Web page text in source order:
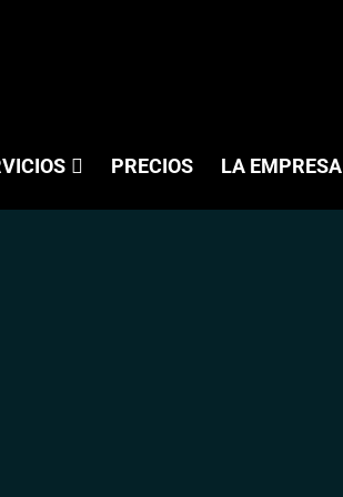
PRECIOS LA EMPRESA